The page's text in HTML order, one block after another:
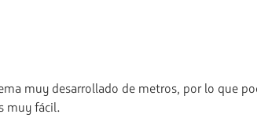
muy desarrollado de metros, por lo que
muy fácil.